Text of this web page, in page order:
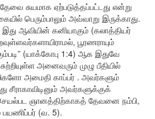
சுயமாக ஏற்படுத்தப்பட்டது என்று
பெரும்பாலும் அவ்வாறு இருக்காது.
ஆவியின் கனியாகும் (கலாத்தியர்
பூரணராயும்
(யாக்கோபு 1:4) ஆக இதுவே
அனைவரும் முழு பீதியில்
அமைதி காப்பர் . அவர்களும்
சீராகாவிடினும் அவர்களுக்குக்
ஞானத்திற்காகத் தேவனை நம்பி,
(வ. 5).